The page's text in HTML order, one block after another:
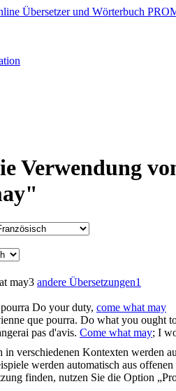
Verwendung
may3 andere Übersetzungen1
Do your duty, come what may
que pourra. Do what you ought
pas d'avis. Come what may; I
verschiedenen Kontexten werden
werden automatisch aus
finden, nutzen Sie die Option